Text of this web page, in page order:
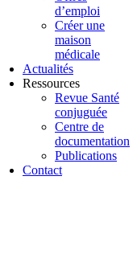
d’emploi
Créer une
maison
médicale
Actualités
Ressources
Revue Santé
conjuguée
Centre de
documentation
Publications
Contact